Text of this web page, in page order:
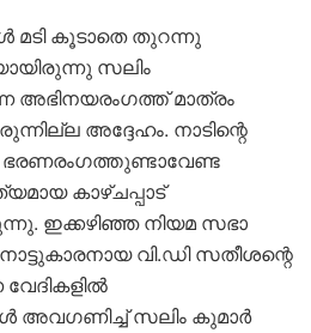
മടി കൂടാതെ തുറന്നു
സലിം
അഭിനയരം​ഗത്ത് മാത്രം
അദ്ദേഹം. നാടിന്റെ
ഭരണരം​ഗത്തുണ്ടാവേണ്ട
കാഴ്ചപ്പാട്
ഇക്കഴിഞ്ഞ നിയമ സഭാ
വി.ഡി സതീശന്റെ
അവ​ഗണിച്ച് സലിം കുമാർ